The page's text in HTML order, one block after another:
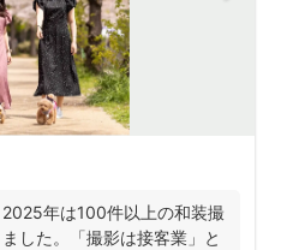
年は100件以上の和装撮
した。「撮影は接客業」と